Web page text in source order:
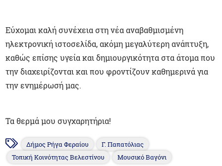
Εύχομαι καλή συνέχεια στη νέα αναβαθμισμένη
ηλεκτρονική ιστοσελίδα, ακόμη μεγαλύτερη ανάπτυξη,
καθώς επίσης υγεία και δημιουργικότητα στα άτομα που
την διαχειρίζονται και που φροντίζουν καθημερινά για
την ενημέρωσή μας.
Τα θερμά μου συγχαρητήρια!
Δήμος Ρήγα Φεραίου
Γ. Παπατόλιας
Τοπική Κοινότητας Βελεστίνου
Μουσικό Βαγόνι